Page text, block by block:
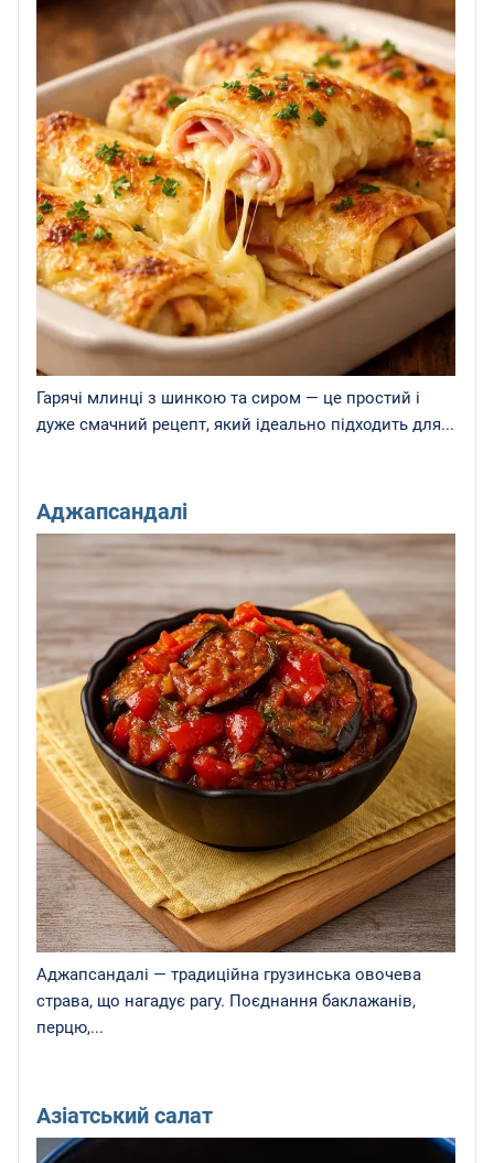
Гарячі млинці з шинкою та сиром — це простий і
дуже смачний рецепт, який ідеально підходить для...
Аджапсандалі
Аджапсандалі — традиційна грузинська овочева
страва, що нагадує рагу. Поєднання баклажанів,
перцю,...
Азіатський салат